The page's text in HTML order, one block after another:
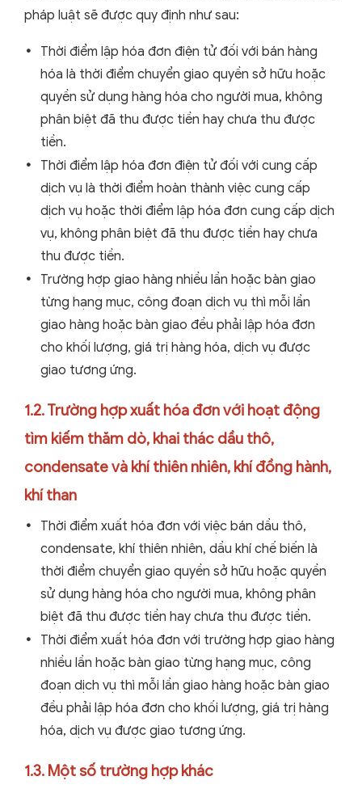
pháp luật sẽ được quy định như sau:
Thời điểm lập hóa đơn điện tử đối với bán hàng
hóa là thời điểm chuyển giao quyền sở hữu hoặc
quyền sử dụng hàng hóa cho người mua, không
phân biệt đã thu được tiền hay chưa thu được
tiền.
Thời điểm lập hóa đơn điện tử đối với cung cấp
dịch vụ là thời điểm hoàn thành việc cung cấp
dịch vụ hoặc thời điểm lập hóa đơn cung cấp dịch
vụ, không phân biệt đã thu được tiền hay chưa
thu được tiền.
Trường hợp giao hàng nhiều lần hoặc bàn giao
từng hạng mục, công đoạn dịch vụ thì mỗi lần
giao hàng hoặc bàn giao đều phải lập hóa đơn
cho khối lượng, giá trị hàng hóa, dịch vụ được
giao tương ứng.
1.2. Trường hợp xuất hóa đơn với hoạt động
tìm kiếm thăm dò, khai thác dầu thô,
condensate và khí thiên nhiên, khí đồng hành,
khí than
Thời điểm xuất hóa đơn với việc bán dầu thô,
condensate, khí thiên nhiên, dầu khí chế biến là
thời điểm chuyển giao quyền sở hữu hoặc quyền
sử dụng hàng hóa cho người mua, không phân
biệt đã thu được tiền hay chưa thu được tiền.
Thời điểm xuất hóa đơn với trường hợp giao hàng
nhiều lần hoặc bàn giao từng hạng mục, công
đoạn dịch vụ thì mỗi lần giao hàng hoặc bàn giao
đều phải lập hóa đơn cho khối lượng, giá trị hàng
hóa, dịch vụ được giao tương ứng.
1.3. Một số trường hợp khác